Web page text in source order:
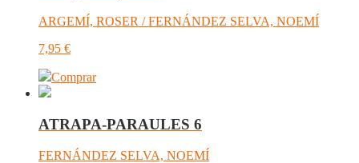
ARGEMÍ, ROSER / FERNÁNDEZ SELVA, NOEMÍ
7,95 €
Comprar
ATRAPA-PARAULES 6
FERNÁNDEZ SELVA, NOEMÍ